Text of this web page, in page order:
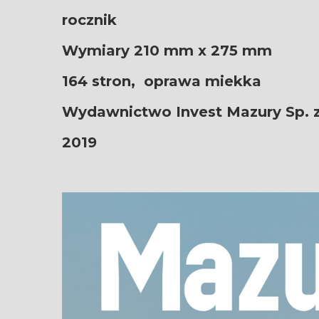
rocznik
Wymiary 210 mm x 275 mm
164 stron, oprawa miekka
Wydawnictwo Invest Mazury Sp.
2019